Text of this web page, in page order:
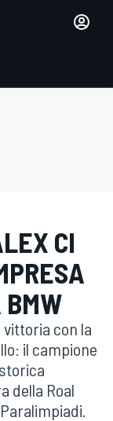
CI
BMW
con la
il campione
della Roal